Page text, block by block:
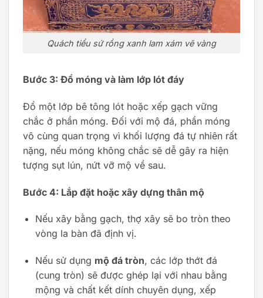
Quách tiểu sứ rồng xanh lam xám vẽ vàng
Bước 3: Đổ móng và làm lớp lót đáy
Đổ một lớp bê tông lót hoặc xếp gạch vững
chắc ở phần móng. Đối với mộ đá, phần móng
vô cùng quan trọng vì khối lượng đá tự nhiên rất
nặng, nếu móng không chắc sẽ dễ gây ra hiện
tượng sụt lún, nứt vỡ mộ về sau.
Bước 4: Lắp đặt hoặc xây dựng thân mộ
Nếu xây bằng gạch, thợ xây sẽ bo tròn theo
vòng la bàn đã định vị.
Nếu sử dụng mộ đá tròn, các lớp thớt đá
(cung tròn) sẽ được ghép lại với nhau bằng
mộng và chất kết dính chuyên dụng, xếp